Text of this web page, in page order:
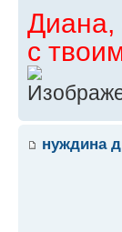
Диана,
с
нуждина